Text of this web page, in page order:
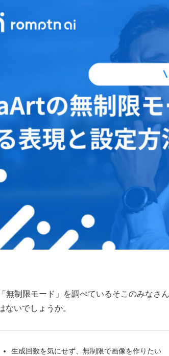
無制限モード」を調べているそこのみなさ
ないでしょうか。
生成回数を気にせず、無制限で画像を作りたい